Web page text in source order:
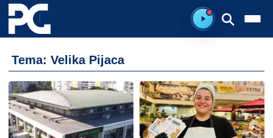
Spreman za
Tema: Velika Pijaca